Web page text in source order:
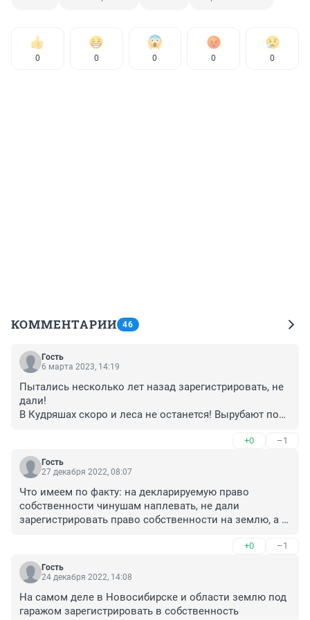
0 0 0 0 0
КОММЕНТАРИИ 46
Гость
6 марта 2023, 14:19
Пытались несколько лет назад зарегистрировать, не
дали!
В Кудряшах скоро и леса не останется! Вырубают под
+0 –1
Гость
27 декабря 2022, 08:07
Что имеем по факту: на декларируемую право
собственности чинушам наплевать, не дали
зарегистрировать право собственности на землю, а
всегда прав, так можно и многоэтажки снести... Ведь
у владельцев квартир не оформлено право
собственности на землю.
+0 –1
Гость
24 декабря 2022, 14:08
На самом деле в Новосибирске и области землю под
гаражом зарегистрировать в собственность